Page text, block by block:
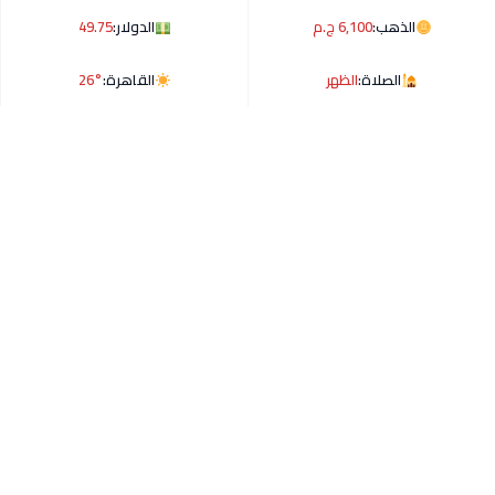
الذهب:6,100 ج.م الدولار:49.75
الصلاة:الظهر القاهرة:26°